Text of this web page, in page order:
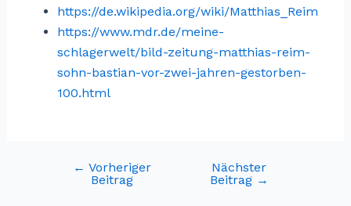
https://de.wikipedia.org/wiki/Matthias_Reim
https://www.mdr.de/meine-
schlagerwelt/bild-zeitung-matthias-reim-
sohn-bastian-vor-zwei-jahren-gestorben-
100.html
← Vorheriger
Beitrag
Nächster
Beitrag →